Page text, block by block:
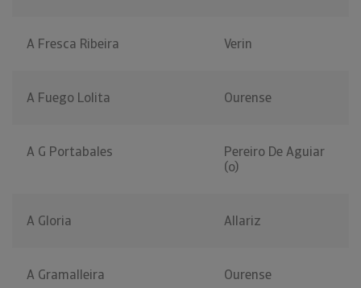
A Fresca Ribeira Verin
A Fuego Lolita Ourense
A G Portabales
Pereiro De Aguiar
(o)
A Gloria Allariz
A Gramalleira Ourense